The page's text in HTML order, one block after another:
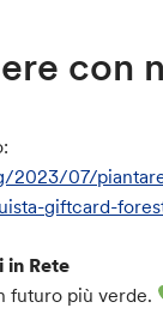
con
2023/07/
giftcard-
in Rete
futuro più verde.